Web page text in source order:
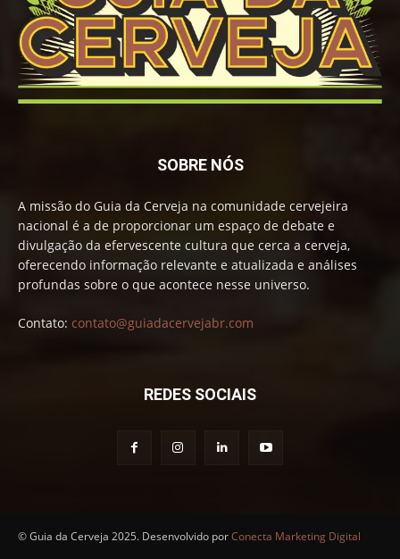
SOBRE NÓS
A missão do Guia da Cerveja na comunidade cervejeira
nacional é a de proporcionar um espaço de debate e
divulgação da efervescente cultura que cerca a cerveja,
oferecendo informação relevante e atualizada e análises
profundas sobre o que acontece nesse universo.
Contato: contato@guiadacervejabr.com
REDES SOCIAIS
© Guia da Cerveja 2025. Desenvolvido porConecta Marketing Digital